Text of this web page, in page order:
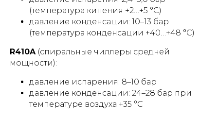
(температура кипения +2…+5 °С)
давление конденсации: 10–13 бар
(температура конденсации +40…+48 °С)
R410A(спиральные чиллеры средней
мощности):
давление испарения: 8–10 бар
давление конденсации: 24–28 бар при
температуре воздуха +35 °С